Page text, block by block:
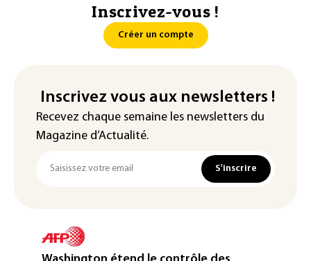
Inscrivez-vous !
Créer un compte
Inscrivez vous aux newsletters !
Recevez chaque semaine les newsletters du
Magazine d’Actualité.
S'inscrire